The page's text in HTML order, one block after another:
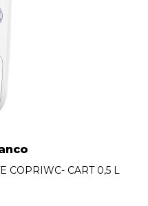
COPRIWC- CART 0,5 L